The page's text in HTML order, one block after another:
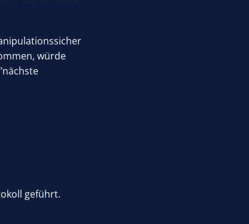
würde
geführt.